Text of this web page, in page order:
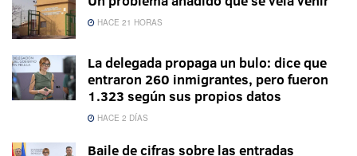
HACE 21 HORAS
La delegada propaga un bulo: dice que
entraron 260 inmigrantes, pero fueron
1.323 según sus propios datos
HACE 2 DÍAS
Baile de cifras sobre las entradas